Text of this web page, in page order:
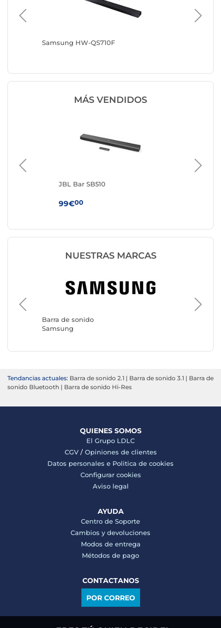
Samsung HW-QS710F
MÁS VENDIDOS
JBL Bar SB510
99€00
NUESTRAS MARCAS
Barra de sonido
Samsung
Barra
LG
Tendancias actuales: Barra de sonido 2.1 | Barra de sonido 3.1 | Barra de
sonido Bluetooth | Barra de sonido Hi-Res
QUIENES SOMOS
El Grupo LDLC
CGV/ Opiniones de clientes
Datos personales e Politica de cookies
Configurar cookies
Aviso legal
AYUDA
Centro de Soporte
Cambios y devoluciones
Modos de entrega
Métodos de pago
CONTACTANOS
POR CORREO